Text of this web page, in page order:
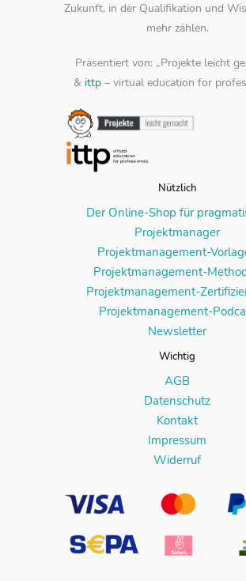
Zukunft, in der Qualifikation und
mehr zählen.
Präsentiert von: „Projekte leicht
& ittp– virtual education for
Nützlich
Der Online-Shop für
Projektmanager
Projektmanagement-
Projektmanagement-
Projektmanagement-
Projektmanagement-
Newsletter
Wichtig
AGB
Datenschutz
Kontakt
Impressum
Widerruf